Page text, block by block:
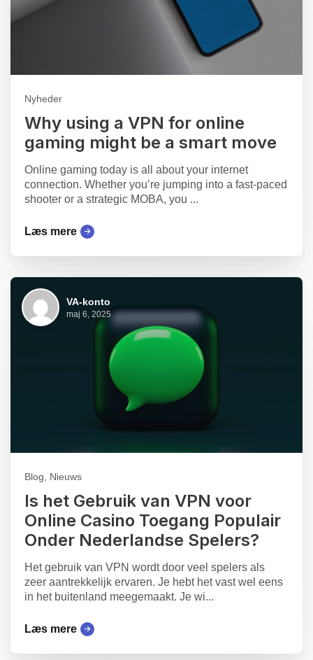
Nyheder
Why using a VPN for online
gaming might be a smart move
Online gaming today is all about your internet
connection. Whether you’re jumping into a fast-paced
shooter or a strategic MOBA, you ...
Læs mere
VA-konto
maj 6, 2025
Blog, Nieuws
Is het Gebruik van VPN voor
Online Casino Toegang Populair
Onder Nederlandse Spelers?
Het gebruik van VPN wordt door veel spelers als
zeer aantrekkelijk ervaren. Je hebt het vast wel eens
in het buitenland meegemaakt. Je wi...
Læs mere